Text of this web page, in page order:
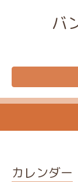
バ
カレンダー